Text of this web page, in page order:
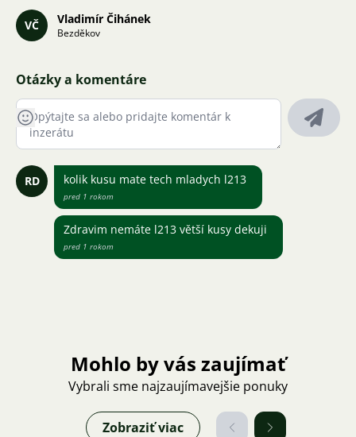
VČ Vladimír Čihánek
Bezděkov
Otázky a komentáre
RD kolik kusu mate tech mladych l213
pred 1 rokom
Zdravim nemáte l213 větší kusy dekuji
pred 1 rokom
Mohlo by vás zaujímať
Vybrali sme najzaujímavejšie ponuky
Zobraziť viac